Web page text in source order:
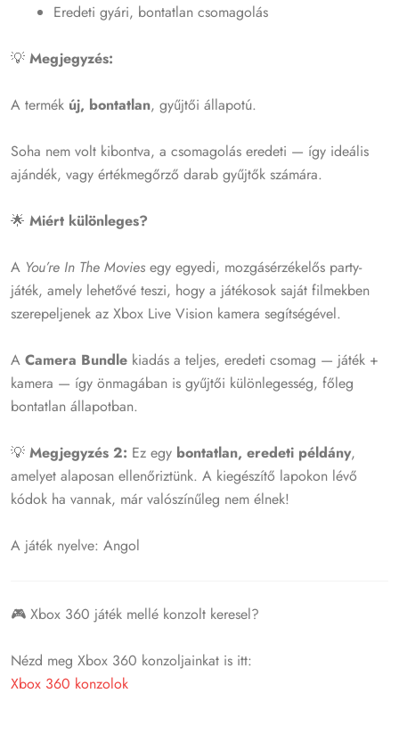
Eredeti gyári, bontatlan csomagolás
💡Megjegyzés:
A termék új, bontatlan, gyűjtői állapotú.
Soha nem volt kibontva, a csomagolás eredeti — így ideális
ajándék, vagy értékmegőrző darab gyűjtők számára.
🌟Miért különleges?
A You’re In The Movies egy egyedi, mozgásérzékelős party-
játék, amely lehetővé teszi, hogy a játékosok saját filmekben
szerepeljenek az Xbox Live Vision kamera segítségével.
ACamera Bundle kiadás a teljes, eredeti csomag — játék +
kamera — így önmagában is gyűjtői különlegesség, főleg
bontatlan állapotban.
💡Megjegyzés 2: Ez egy bontatlan, eredeti példány,
amelyet alaposan ellenőriztünk. A kiegészítő lapokon lévő
kódok ha vannak, már valószínűleg nem élnek!
A játék nyelve: Angol
🎮 Xbox 360 játék mellé konzolt keresel?
Nézd meg Xbox 360 konzoljainkat is itt:
Xbox 360 konzolok